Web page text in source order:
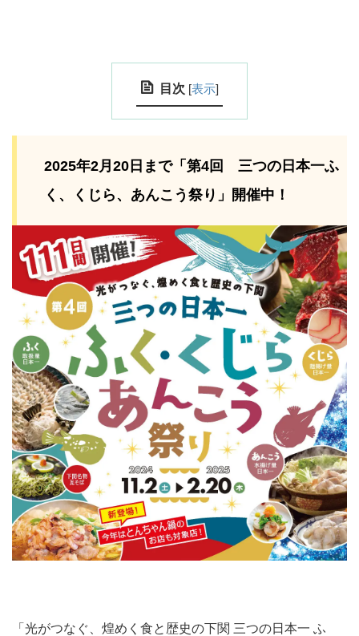
目次 [表示]
2025年2月20日まで「第4回 三つの日本一ふ
く、くじら、あんこう祭り」開催中！
「光がつなぐ、煌めく食と歴史の下関 三つの日本一 ふ